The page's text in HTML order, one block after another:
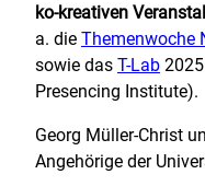
ko-kreativen
a. die Themenwoche
sowie das T-Lab
Presencing Institute).
Georg Müller-Christ
Angehörige der